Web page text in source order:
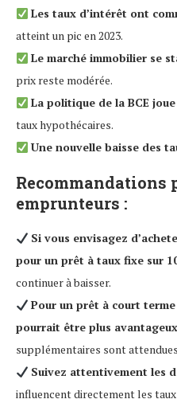
Les taux d’intérêt ont
atteint un pic en 2023.
Le marché immobilier se
prix reste modérée.
La politique de la BCE
taux hypothécaires.
Une nouvelle baisse des
Recommandations
emprunteurs :
Si vous envisagez
pour un prêt à taux fixe sur
continuer à baisser.
Pour un prêt à court
pourrait être plus avantageux
supplémentaires sont
Suivez attentivement les
influencent directement les